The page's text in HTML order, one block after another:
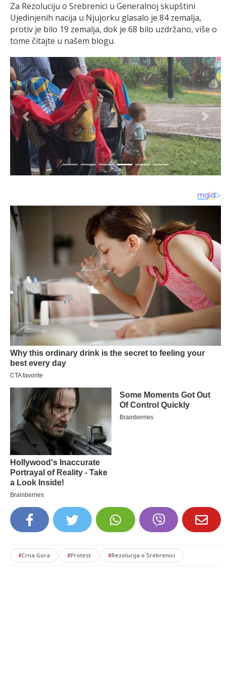
Za Rezoluciju o Srebrenici u Generalnoj skupštini
Ujedinjenih nacija u Njujorku glasalo je 84 zemalja,
protiv je bilo 19 zemalja, dok je 68 bilo uzdržano, više o
tome čitajte u našem blogu.
Previous Next
#Crna Gora #Protest #Rezolucija o Srebrenici